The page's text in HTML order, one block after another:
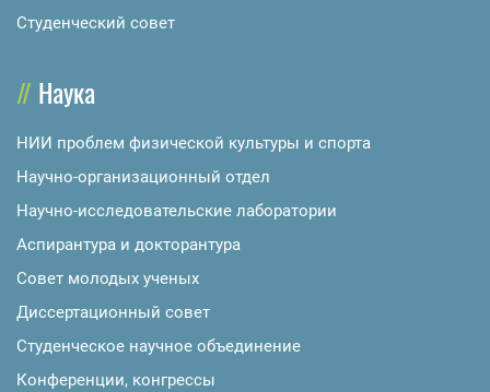
Студенческий совет
Наука
НИИ проблем физической культуры и спорта
Научно-организационный отдел
Научно-исследовательские лаборатории
Аспирантура и докторантура
Совет молодых ученых
Диссертационный совет
Студенческое научное объединение
Конференции, конгрессы